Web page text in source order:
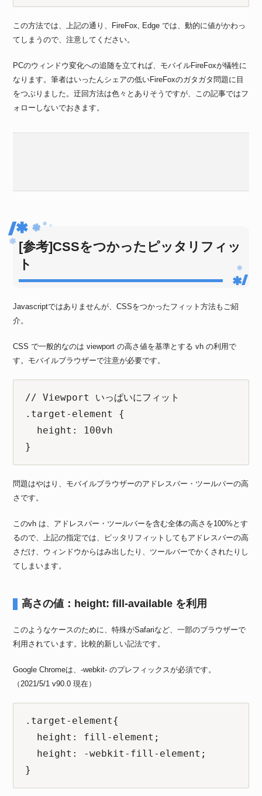
この方法では、上記の通り、FireFox, Edge では、動的に値がかわっ
てしまうので、注意してください。
PCのウィンドウ変化への追随を立てれば、モバイルFireFoxが犠牲に
なります。筆者はいったんシェアの低いFireFoxのガタガタ問題に目
をつぶりました。迂回方法は色々とありそうですが、この記事ではフ
ォローしないでおきます。
[参考]CSSをつかったピッタリフィッ
ト
Javascriptではありませんが、CSSをつかったフィット方法もご紹
介。
CSS で一般的なのは viewport の高さ値を基準とする vh の利用で
す。モバイルブラウザーで注意が必要です。
// Viewport いっぱいにフィット
.target-element {
}
問題はやはり、モバイルブラウザーのアドレスバー・ツールバーの高
さです。
このvh は、アドレスバー・ツールバーを含む全体の高さを100%とす
るので、上記の指定では、ピッタリフィットしてもアドレスバーの高
さだけ、ウィンドウからはみ出したり、ツールバーでかくされたりし
てしまいます。
高さの値：height: fill-available を利用
このようなケースのために、特殊がSafariなど、一部のブラウザーで
利用されています。比較的新しい記法です。
Google Chromeは、-webkit- のプレフィックスが必須です。
（2021/5/1 v90.0 現在）
.target-element{
}